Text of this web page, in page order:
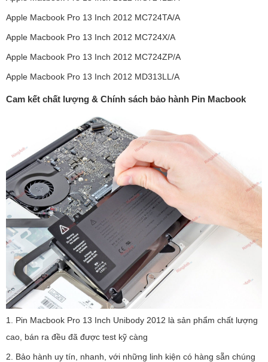
Apple Macbook Pro 13 Inch 2012 MC724TA/A
Apple Macbook Pro 13 Inch 2012 MC724X/A
Apple Macbook Pro 13 Inch 2012 MC724ZP/A
Apple Macbook Pro 13 Inch 2012 MD313LL/A
Cam kết chất lượng & Chính sách bảo hành Pin Macbook
1. Pin Macbook Pro 13 Inch Unibody 2012 là sản phẩm chất lượng
cao, bán ra đều đã được test kỹ càng
2. Bảo hành uy tín, nhanh, với những linh kiện có hàng sẵn chúng